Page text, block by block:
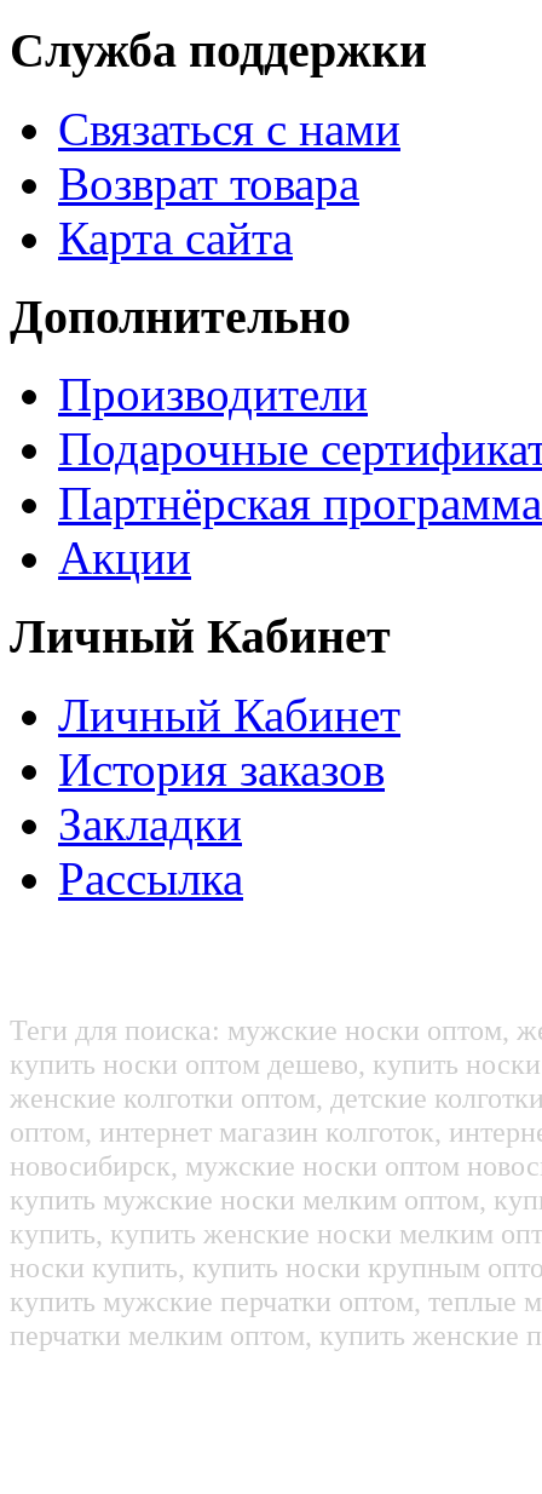
Служба поддержки
Связаться с нами
Возврат товара
Карта сайта
Дополнительно
Производители
Подарочные
Партнёрская программа
Акции
Личный Кабинет
Личный Кабинет
История заказов
Закладки
Рассылка
Теги для поиска: мужские носки оптом,
купить носки оптом дешево, купить
женские колготки оптом, детские
оптом, интернет магазин колготок,
новосибирск, мужские носки оптом
купить мужские носки мелким оптом,
купить, купить женские носки мелким
носки купить, купить носки крупным
купить мужские перчатки оптом, теплые
перчатки мелким оптом, купить женские